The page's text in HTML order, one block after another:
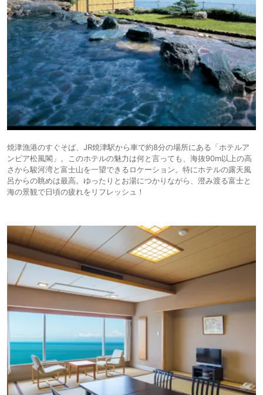
焼津漁港のすぐそば、JR焼津駅から車で約8分の場所にある「ホテルア
ンビア松風閣」。このホテルの魅力は何と言っても、海抜90m以上の高
さから駿河湾と富士山を一望できるロケーション。特にホテルの露天風
呂からの眺めは最高。ゆったりとお湯につかりながら、澄み渡る富士と
海の景観で日頃の疲れをリフレッシュ！